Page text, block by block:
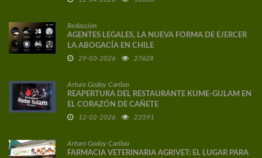
Redacción
AGENTES LEGALES, LA NUEVA FORMA DE EJERCER
LA ABOGACÍA EN CHILE
29-03-2026 27628
Arturo Godoy Carilao
REAPERTURA DEL RESTAURANTE KUME-GULAM EN
EL CORAZÓN DE CAÑETE
12-02-2026 23591
Arturo Godoy Carilao
FARMACIA VETERINARIA AGRIVET: EL LUGAR PARA